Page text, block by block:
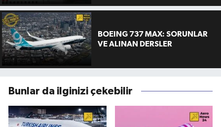
BOEING 737 MAX: SORUNLAR
VE ALINAN DERSLER
Bunlar da ilginizi çekebilir